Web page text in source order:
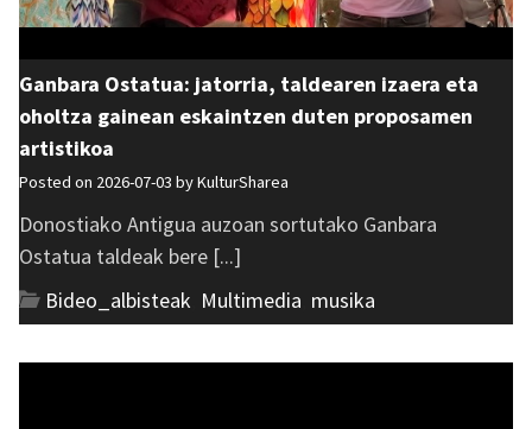
Ganbara Ostatua: jatorria, taldearen izaera eta
oholtza gainean eskaintzen duten proposamen
artistikoa
Posted on 2026-07-03 byKulturSharea
Donostiako Antigua auzoan sortutako Ganbara
Ostatua taldeak bere [...]
Bideo_albisteak Multimedia musika